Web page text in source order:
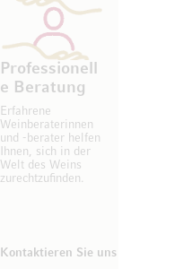
Professionell
e Beratung
Erfahrene
Weinberaterinnen
und -berater helfen
Ihnen, sich in der
Welt des Weins
zurechtzufinden.
Kontaktieren Sie uns